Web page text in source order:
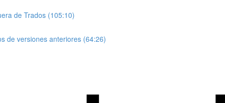
de Trados (105:10)
de versiones anteriores (64:26)